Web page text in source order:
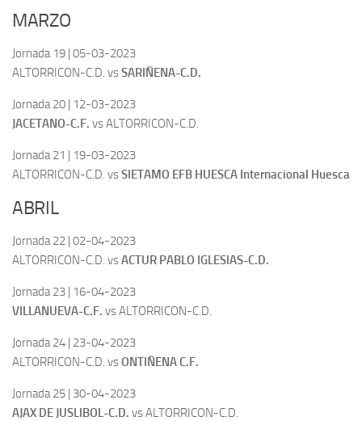
MARZO
Jornada 19 | 05-03-2023
ALTORRICON-C.D. vsSARIÑENA-C.D.
Jornada 20 | 12-03-2023
JACETANO-C.F. vs ALTORRICON-C.D.
Jornada 21 | 19-03-2023
ALTORRICON-C.D. vsSIETAMO EFB HUESCA Internacional Huesca
ABRIL
Jornada 22 | 02-04-2023
ALTORRICON-C.D. vsACTUR PABLO IGLESIAS-C.D.
Jornada 23 | 16-04-2023
VILLANUEVA-C.F. vs ALTORRICON-C.D.
Jornada 24 | 23-04-2023
ALTORRICON-C.D. vsONTIÑENA C.F.
Jornada 25 | 30-04-2023
AJAX DE JUSLIBOL-C.D. vs ALTORRICON-C.D.